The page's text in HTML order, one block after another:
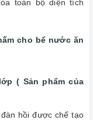
toàn bộ diện tích
cho bể nước ăn
( Sản phẩm của
hồi được chế tạo